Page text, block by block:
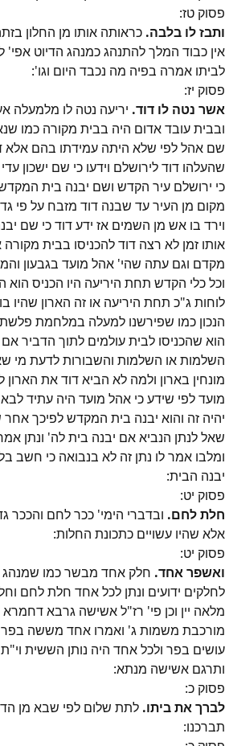
פסוק טז:
ותבז לו בלבה. כראותה אותו מן החלון
אין כבוד המלך להתנהג כמנהג הדיוט אפי'
לביתו אמרה בפיה מה נכבד היום וגו':
פסוק יז:
אשר נטה לו דוד. יריעה נטה לו מלמעלה
ובבית עובד אדום היה בבית מקורה כמו
שם אהל לפי שלא היתה עמידתו בהם אלא
שהעלהו דוד לירושלם וידעו כי שם ישכון
כי ירושלם עיר הקדש ושם יבנה בית
מקום מן העיר עד שבנה דוד מזבח על פי גד
וירד בו אש מן השמים אז ידע דוד כי שם
אותו זמן לא רצה דוד להכניסו בבית
מקדם וגם עתה שהי' אהל מועד בגבעון
וכל כלי הקדש תחת היריעה היו הכניס הוא
לוחות ג"כ תחת היריעה או זה הארון שהיו
הנכון כמו שפירשנו למעלה במלחמת
הוא שהכניסו לבית עולמים לתוך הדביר אם
השלמות או השלמות והשבורות לדעת מי
מונחין בארון ולמה לא הביא דוד את
מועד לפי שידע כי אהל מועד היה עתיד לבא
יהיה זה והוא יבנה בית המקדש לפיכך
שאל לנתן הנביא אם יבנה בית לה' ונתן
ומלבו אמר לו נתן זה לא בנבואה כי חשב
יבנה הבית:
פסוק יט:
חלת לחם. ובדברי הימי' ככר לחם והככר
אלא שהיו עשויים כתכונת החלות:
פסוק יט:
ואשפר אחד. חלק אחד מבשר כמו שמנהג
לחלקים ידועים ונתן לכל אחד חלת לחם
מלאה יין וכן פי' רז"ל אשישה גרבא
מורכבת משמות ג' ואמרו אחד מששה בפר
עושים בפר ולכל אחד היה נותן הששית
ותרגם אשישה מנתא:
פסוק כ:
לברך את ביתו. לתת שלום לפי שבא מן
תברכנו: